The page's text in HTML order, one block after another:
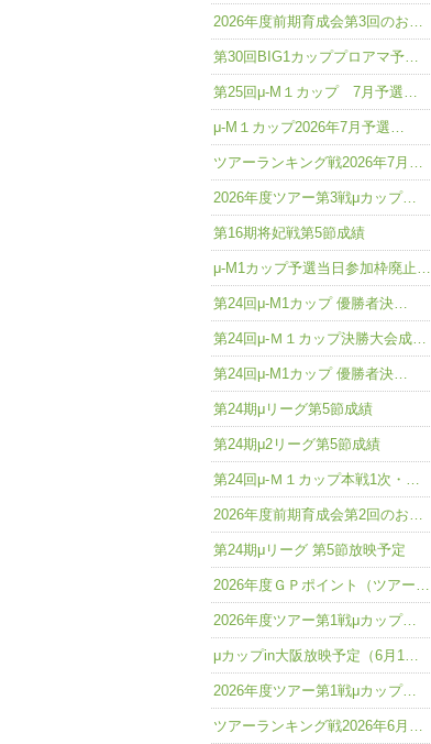
2026年度前期育成会第3回のお…
第30回BIG1カッププロアマ予…
第25回μ-M１カップ 7月予選…
μ-M１カップ2026年7月予選…
ツアーランキング戦2026年7月…
2026年度ツアー第3戦μカップ…
第16期将妃戦第5節成績
μ-M1カップ予選当日参加枠廃止…
第24回μ-M1カップ 優勝者決…
第24回μ-Ｍ１カップ決勝大会成…
第24回μ-M1カップ 優勝者決…
第24期μリーグ第5節成績
第24期μ2リーグ第5節成績
第24回μ-Ｍ１カップ本戦1次・…
2026年度前期育成会第2回のお…
第24期μリーグ 第5節放映予定
2026年度ＧＰポイント（ツアー…
2026年度ツアー第1戦μカップ…
μカップin大阪放映予定（6月1…
2026年度ツアー第1戦μカップ…
ツアーランキング戦2026年6月…